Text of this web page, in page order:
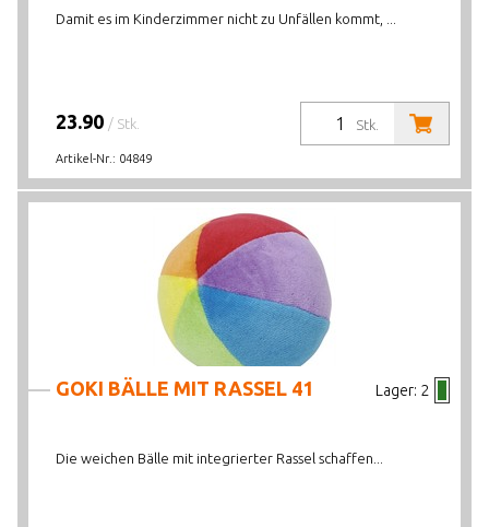
Damit es im Kinderzimmer nicht zu Unfällen kommt, ...
Stk.
23.90 / Stk.
Artikel-Nr.: 04849
Lager: 2
GOKI BÄLLE MIT RASSEL 41
Die weichen Bälle mit integrierter Rassel schaffen...